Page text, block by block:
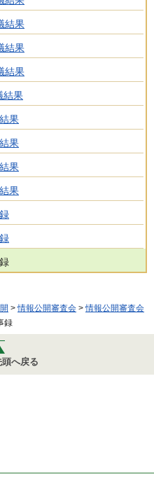
結果
結果
結果
結果
果
果
果
果
>情報公開審査会 >情報公開審査会
録
へ戻る